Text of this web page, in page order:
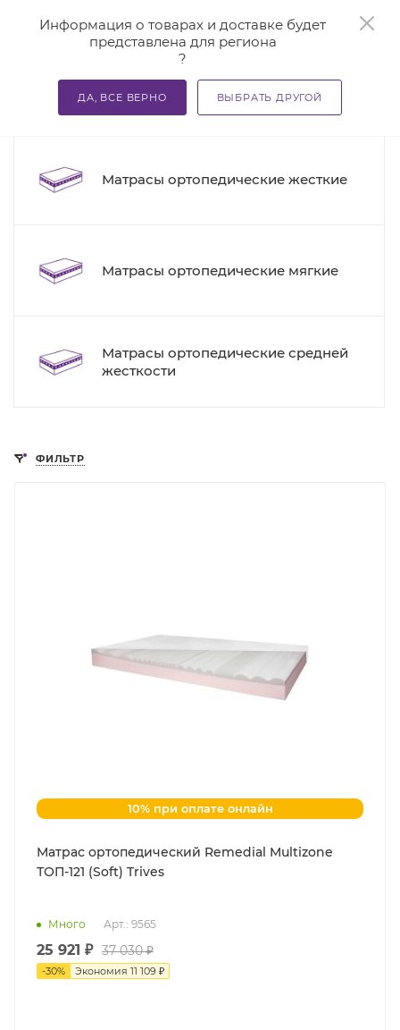
Информация о товарах и доставке будет
представлена для региона
?
ДА, ВСЕ ВЕРНО ВЫБРАТЬ ДРУГОЙ
Главная — Каталог — Матрасы ортопедические —
Матрасы ортопедические мягкие
Матрасы ортопедические жесткие
Матрасы ортопедические мягкие
Матрасы ортопедические средней
жесткости
ФИЛЬТР
10% при оплате онлайн
Матрас ортопедический Remedial Multizone
ТОП-121 (Soft) Trives
Много Арт.: 9565
25 921 ₽ 37 030 ₽
-30% Экономия 11 109 ₽